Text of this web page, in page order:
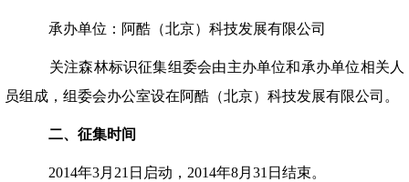
承办单位：阿酷（北京）科技发展有限公司
关注森林标识征集组委会由主办单位和承办单位相关人
员组成，组委会办公室设在阿酷（北京）科技发展有限公司。
二、征集时间
2014年3月21日启动，2014年8月31日结束。